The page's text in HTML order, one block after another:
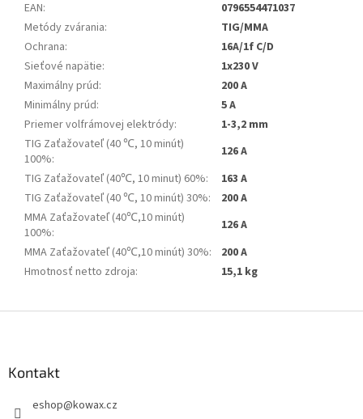
EAN:
0796554471037
Metódy zvárania:
TIG/MMA
Ochrana:
16A/1f C/D
Sieťové napätie:
1x230 V
Maximálny prúd:
200 A
Minimálny prúd:
5 A
Priemer volfrámovej elektródy:
1-3,2 mm
TIG Zaťažovateľ (40 ℃, 10 minút)
100%:
126 A
TIG Zaťažovateľ (40℃, 10 minut) 60%:
163 A
TIG Zaťažovateľ (40 ℃, 10 minút) 30%:
200 A
MMA Zaťažovateľ (40℃,10 minút)
100%:
126 A
MMA Zaťažovateľ (40℃,10 minút) 30%:
200 A
Hmotnosť netto zdroja: 15,1 kg
Kontakt
eshop@kowax.cz